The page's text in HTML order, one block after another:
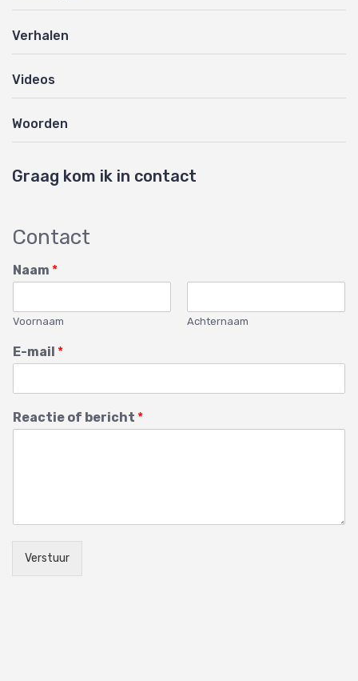
Verhalen
Videos
Woorden
Graag kom ik in contact
Contact
Naam *
Voornaam Achternaam
E-mail *
Reactie of bericht *
Verstuur